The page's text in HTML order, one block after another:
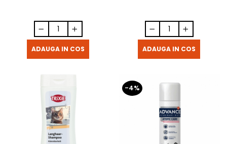
ADAUGA IN COS ADAUGA IN COS
-4%